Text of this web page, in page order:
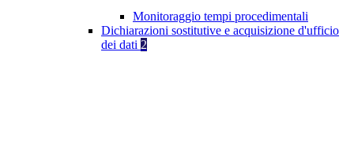
Monitoraggio tempi procedimentali
Dichiarazioni sostitutive e acquisizione d'ufficio
dei dati 2